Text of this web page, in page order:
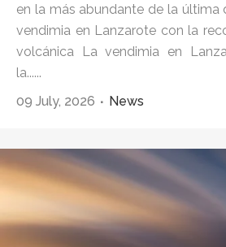
en la más abundante de la última
vendimia en Lanzarote con la
volcánica La vendimia en
la......
09 July, 2026
News